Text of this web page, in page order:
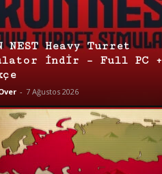
NEST Heavy Turret
İndir – Full PC +
- 7 Ağustos 2026